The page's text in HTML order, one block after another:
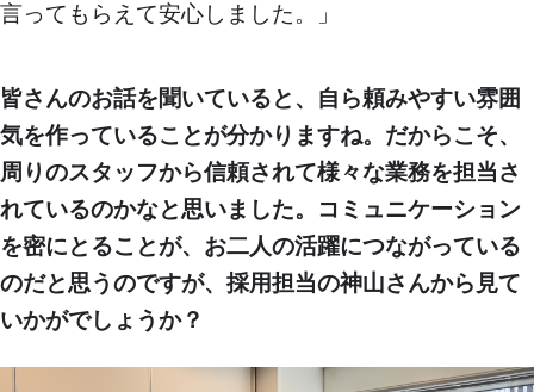
言ってもらえて安心しました。」
皆さんのお話を聞いていると、自ら頼みやすい雰囲
気を作っていることが分かりますね。だからこそ、
周りのスタッフから信頼されて様々な業務を担当さ
れているのかなと思いました。コミュニケーション
を密にとることが、お二人の活躍につながっている
のだと思うのですが、採用担当の神山さんから見て
いかがでしょうか？